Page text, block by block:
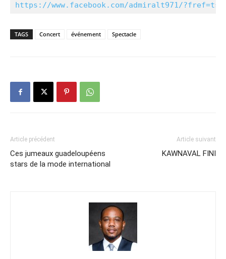
https://www.facebook.com/admiralt971/?fref=ts
TAGS Concert événement Spectacle
Article précédent
Ces jumeaux guadeloupéens
stars de la mode international
Article suivant
KAWNAVAL FINI